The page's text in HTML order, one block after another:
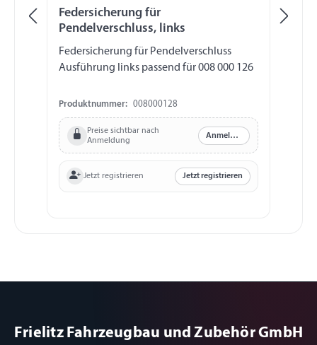
Federsicherung für
Pendelverschluss, links
Federsicherung für Pendelverschluss
Ausführung links passend für 008 000 126
Produktnummer: 008000128
Preise sichtbar nach
Anmeldung
Anmelden
Jetzt registrieren Jetzt registrieren
Frielitz Fahrzeugbau und Zubehör GmbH